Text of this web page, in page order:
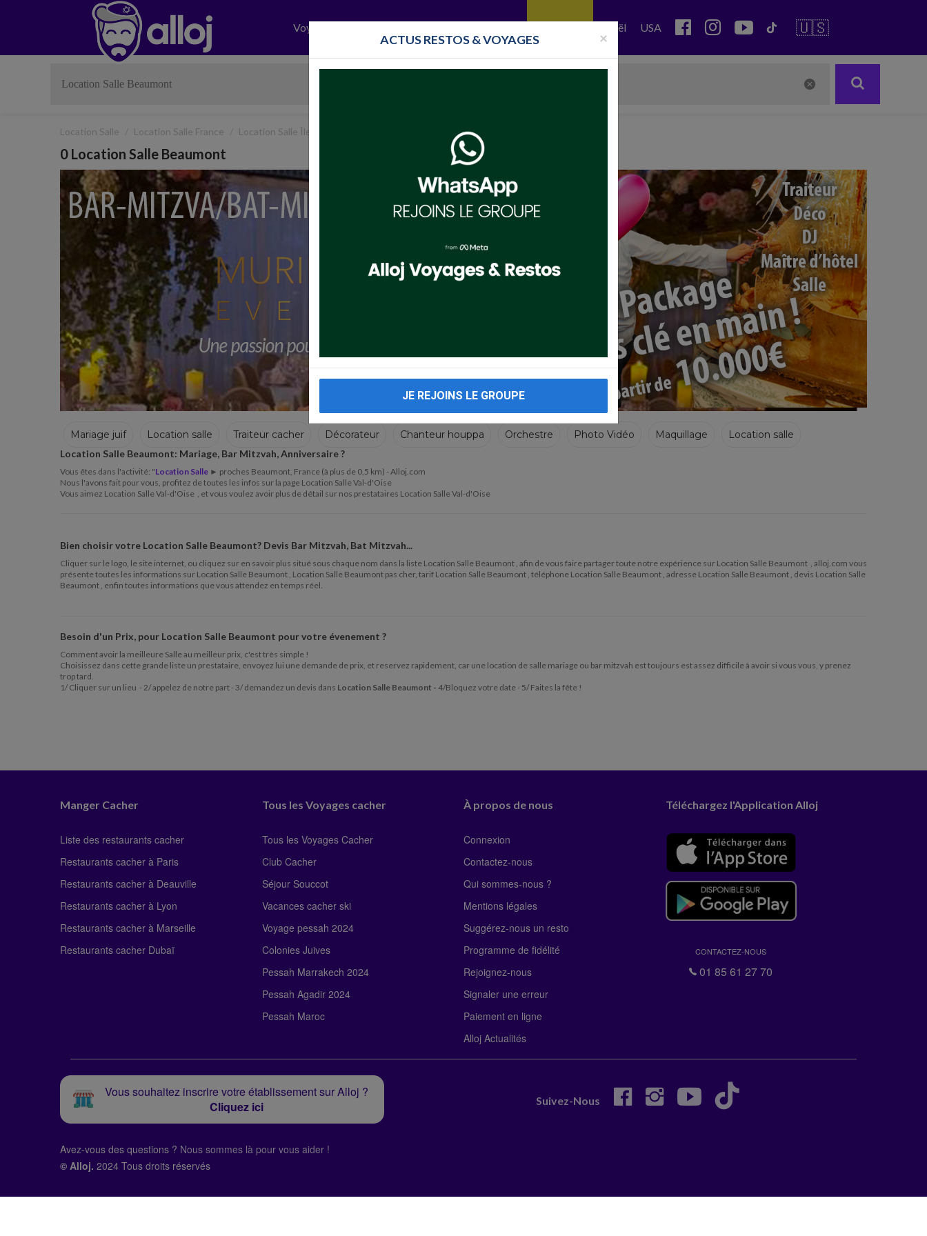
Voyages Israël USA 🇺🇸
Location Salle Location Salle France Location Salle Île-de-France Location Salle Val-d'Oise
0 Location Salle Beaumont
Mariage juif Location salle Traiteur cacher Décorateur Chanteur houppa Orchestre Photo Vidéo Maquillage Location salle
Traiteur cacher Décorateur Chanteur houppa Orchestre
Location Salle Beaumont: Mariage, Bar Mitzvah, Anniversaire ?
Vous êtes dans l'activité: "Location Salle ► proches Beaumont, France (à plus de 0,5 km) - Alloj.com
Nous l'avons fait pour vous, profitez de toutes les infos sur la page Location Salle Val-d'Oise
Vous aimez Location Salle Val-d'Oise , et vous voulez avoir plus de détail sur nos prestataires Location Salle Val-d'Oise
Bien choisir votre Location Salle Beaumont? Devis Bar Mitzvah, Bat Mitzvah...
Cliquer sur le logo, le site internet, ou cliquez sur en savoir plus situé sous chaque nom dans la liste Location Salle Beaumont , afin de vous faire partager toute notre expérience sur Location Salle Beaumont , alloj.com vous
présente toutes les informations sur Location Salle Beaumont , Location Salle Beaumont pas cher, tarif Location Salle Beaumont , téléphone Location Salle Beaumont , adresse Location Salle Beaumont , devis Location Salle
Beaumont , enfin toutes informations que vous attendez en temps réel.
Besoin d'un Prix, pour Location Salle Beaumont pour votre évenement ?
Comment avoir la meilleure Salle au meilleur prix, c'est très simple !
Choisissez dans cette grande liste un prestataire, envoyez lui une demande de prix, et reservez rapidement, car une location de salle mariage ou bar mitzvah est toujours est assez difficile à avoir si vous vous, y prenez
trop tard.
1/ Cliquer sur un lieu - 2/ appelez de notre part - 3/ demandez un devis dans Location Salle Beaumont - 4/Bloquez votre date - 5/ Faites la fête !
Manger Cacher
Liste des restaurants cacher
Restaurants cacher à Paris
Restaurants cacher à Deauville
Restaurants cacher à Lyon
Restaurants cacher à Marseille
Restaurants cacher Dubaï
Tous les Voyages cacher
Tous les Voyages Cacher
Club Cacher
Séjour Souccot
Vacances cacher ski
Voyage pessah 2024
Colonies Juives
Pessah Marrakech 2024
Pessah Agadir 2024
Pessah Maroc
À propos de nous
Connexion
Contactez-nous
Qui sommes-nous ?
Mentions légales
Suggérez-nous un resto
Programme de fidélité
Rejoignez-nous
Signaler une erreur
Paiement en ligne
Alloj Actualités
Téléchargez l'Application Alloj
CONTACTEZ-NOUS
01 85 61 27 70
Vous souhaitez inscrire votre établissement sur Alloj ?
Cliquez ici
Suivez-Nous
Avez-vous des questions ? Nous sommes là pour vous aider !
© Alloj. 2024 Tous droits réservés
×
ACTUS RESTOS & VOYAGES
JE REJOINS LE GROUPE